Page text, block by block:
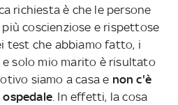
richiesta è che le persone
coscienziose e rispettose
test che abbiamo fatto, i
solo mio marito è risultato
siamo a casa e non c'è
. In effetti, la cosa